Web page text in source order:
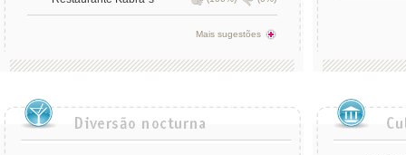
Mais sugestões